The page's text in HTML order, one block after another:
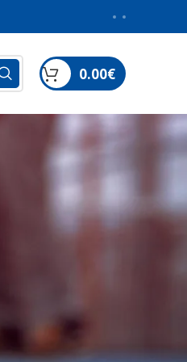
0.00€